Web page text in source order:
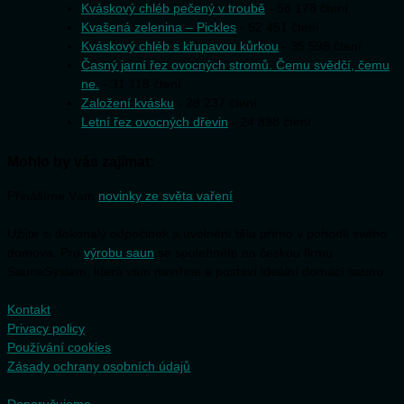
Kváskový chléb pečený v troubě
Kvašená zelenina – Pickles
Kváskový chléb s křupavou kůrkou
Časný jarní řez ovocných stromů. Čemu svědčí, čemu
ne.
Založení kvásku
Letní řez ovocných dřevin
novinky ze světa vaření
výrobu saun
Kontakt
Privacy policy
Používání cookies
Zásady ochrany osobních údajů